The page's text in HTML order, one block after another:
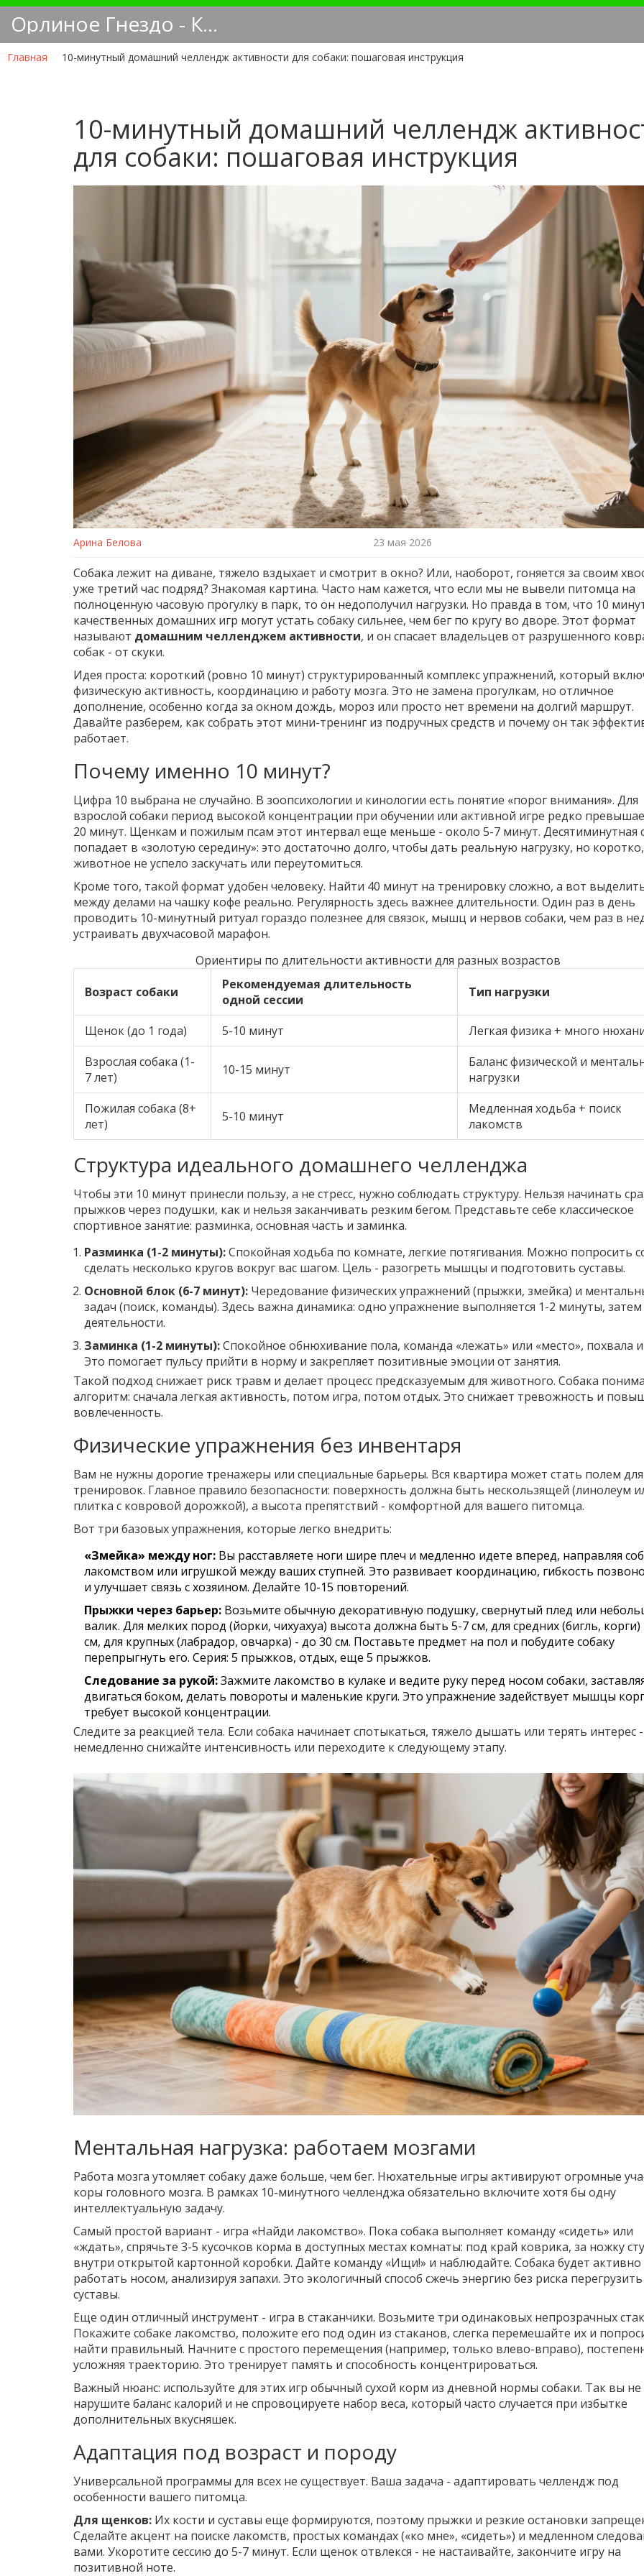
Орлиное Гнездо - Кинологический блог
Главная 10-минутный домашний челлендж активности для собаки: пошаговая инструкция
10-минутный домашний челлендж
для собаки: пошаговая инструкция
Арина Белова 23 мая 2026
Собака лежит на диване, тяжело вздыхает и смотрит в окно? Или, наоборот, гоняется за своим
уже третий час подряд? Знакомая картина. Часто нам кажется, что если мы не вывели питомца на
полноценную часовую прогулку в парк, то он недополучил нагрузки. Но правда в том, что 10
качественных домашних игр могут устать собаку сильнее, чем бег по кругу во дворе. Этот формат
называют домашним челленджем активности, и он спасает владельцев от разрушенного
собак - от скуки.
Идея проста: короткий (ровно 10 минут) структурированный комплекс упражнений, который
физическую активность, координацию и работу мозга. Это не замена прогулкам, но отличное
дополнение, особенно когда за окном дождь, мороз или просто нет времени на долгий маршрут.
Давайте разберем, как собрать этот мини-тренинг из подручных средств и почему он так
работает.
Почему именно 10 минут?
Цифра 10 выбрана не случайно. В зоопсихологии и кинологии есть понятие «порог внимания». Для
взрослой собаки период высокой концентрации при обучении или активной игре редко
20 минут. Щенкам и пожилым псам этот интервал еще меньше - около 5-7 минут. Десятиминутная
попадает в «золотую середину»: это достаточно долго, чтобы дать реальную нагрузку, но
животное не успело заскучать или переутомиться.
Кроме того, такой формат удобен человеку. Найти 40 минут на тренировку сложно, а вот
между делами на чашку кофе реально. Регулярность здесь важнее длительности. Один раз в день
проводить 10-минутный ритуал гораздо полезнее для связок, мышц и нервов собаки, чем раз в
устраивать двухчасовой марафон.
Ориентиры по длительности активности для разных возрастов
Возраст собаки
Рекомендуемая длительность
одной сессии
Тип нагрузки
Щенок (до 1 года) 5-10 минут
Легкая физика + много
Взрослая собака (1-
7 лет)
10-15 минут
Баланс физической и
нагрузки
Пожилая собака (8+
лет)
5-10 минут
Медленная ходьба + поиск
лакомств
Структура идеального домашнего челленджа
Чтобы эти 10 минут принесли пользу, а не стресс, нужно соблюдать структуру. Нельзя начинать
прыжков через подушки, как и нельзя заканчивать резким бегом. Представьте себе классическое
спортивное занятие: разминка, основная часть и заминка.
Разминка (1-2 минуты):Спокойная ходьба по комнате, легкие потягивания. Можно попросить
сделать несколько кругов вокруг вас шагом. Цель - разогреть мышцы и подготовить суставы.
Основной блок (6-7 минут): Чередование физических упражнений (прыжки, змейка) и
задач (поиск, команды). Здесь важна динамика: одно упражнение выполняется 1-2 минуты, затем
деятельности.
Заминка (1-2 минуты):Спокойное обнюхивание пола, команда «лежать» или «место», похвала
Это помогает пульсу прийти в норму и закрепляет позитивные эмоции от занятия.
Такой подход снижает риск травм и делает процесс предсказуемым для животного. Собака
алгоритм: сначала легкая активность, потом игра, потом отдых. Это снижает тревожность и
вовлеченность.
Физические упражнения без инвентаря
Вам не нужны дорогие тренажеры или специальные барьеры. Вся квартира может стать полем для
тренировок. Главное правило безопасности: поверхность должна быть нескользящей (линолеум
плитка с ковровой дорожкой), а высота препятствий - комфортной для вашего питомца.
Вот три базовых упражнения, которые легко внедрить:
«Змейка» между ног: Вы расставляете ноги шире плеч и медленно идете вперед, направляя
лакомством или игрушкой между ваших ступней. Это развивает координацию, гибкость
и улучшает связь с хозяином. Делайте 10-15 повторений.
Прыжки через барьер: Возьмите обычную декоративную подушку, свернутый плед или
валик. Для мелких пород (йорки, чихуахуа) высота должна быть 5-7 см, для средних (бигль, корги)
см, для крупных (лабрадор, овчарка) - до 30 см. Поставьте предмет на пол и побудите собаку
перепрыгнуть его. Серия: 5 прыжков, отдых, еще 5 прыжков.
Следование за рукой:Зажмите лакомство в кулаке и ведите руку перед носом собаки,
двигаться боком, делать повороты и маленькие круги. Это упражнение задействует мышцы
требует высокой концентрации.
Следите за реакцией тела. Если собака начинает спотыкаться, тяжело дышать или терять интерес -
немедленно снижайте интенсивность или переходите к следующему этапу.
Ментальная нагрузка: работаем мозгами
Работа мозга утомляет собаку даже больше, чем бег. Нюхательные игры активируют огромные
коры головного мозга. В рамках 10-минутного челленджа обязательно включите хотя бы одну
интеллектуальную задачу.
Самый простой вариант - игра «Найди лакомство». Пока собака выполняет команду «сидеть» или
«ждать», спрячьте 3-5 кусочков корма в доступных местах комнаты: под край коврика, за ножку
внутри открытой картонной коробки. Дайте команду «Ищи!» и наблюдайте. Собака будет активно
работать носом, анализируя запахи. Это экологичный способ сжечь энергию без риска перегрузить
суставы.
Еще один отличный инструмент - игра в стаканчики. Возьмите три одинаковых непрозрачных
Покажите собаке лакомство, положите его под один из стаканов, слегка перемешайте их и
найти правильный. Начните с простого перемещения (например, только влево-вправо),
усложняя траекторию. Это тренирует память и способность концентрироваться.
Важный нюанс: используйте для этих игр обычный сухой корм из дневной нормы собаки. Так вы не
нарушите баланс калорий и не спровоцируете набор веса, который часто случается при избытке
дополнительных вкусняшек.
Адаптация под возраст и породу
Универсальной программы для всех не существует. Ваша задача - адаптировать челлендж под
особенности вашего питомца.
Для щенков: Их кости и суставы еще формируются, поэтому прыжки и резкие остановки
Сделайте акцент на поиске лакомств, простых командах («ко мне», «сидеть») и медленном
вами. Укоротите сессию до 5-7 минут. Если щенок отвлекся - не настаивайте, закончите игру на
позитивной ноте.